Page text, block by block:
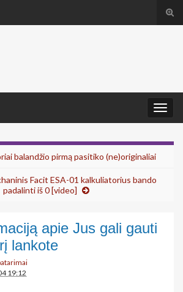
balandžio pirmą pasitiko (ne)originaliai
Facit ESA-01 kalkuliatorius bando
padalinti iš 0 [video]
apie Jus gali gauti
lankote
19:12